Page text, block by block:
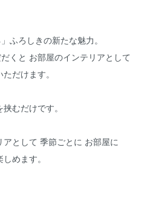
ふろしきの新たな魅力。
くと お部屋のインテリアとして
だけます。
むだけです。
として 季節ごとに お部屋に
めます。